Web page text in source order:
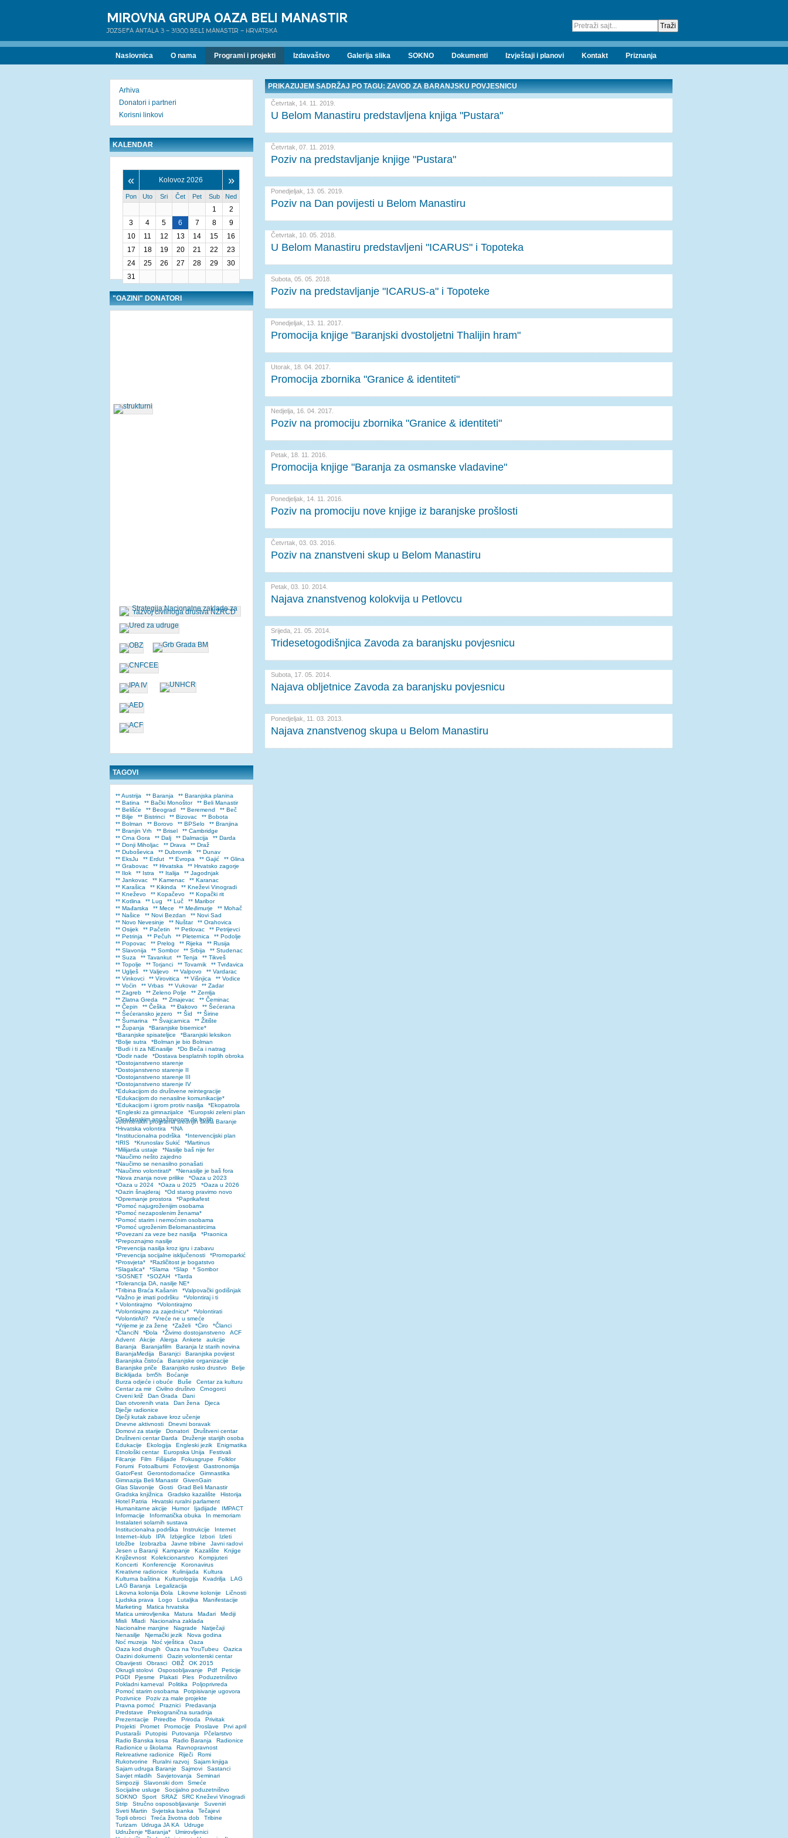
MIROVNA GRUPA OAZA BELI MANASTIR
JOZSEFA ANTALA 3 - 31300 BELI MANASTIR - HRVATSKA
Naslovnica O nama Programi i projekti Izdavaštvo Galerija slika SOKNO Dokumenti Izvještaji i planovi Kontakt Priznanja
PRIKAZUJEM SADRŽAJ PO TAGU: ZAVOD ZA BARANJSKU POVJESNICU
Četvrtak, 14. 11. 2019.
U Belom Manastiru predstavljena knjiga "Pustara"
Četvrtak, 07. 11. 2019.
Poziv na predstavljanje knjige "Pustara"
Ponedjeljak, 13. 05. 2019.
Poziv na Dan povijesti u Belom Manastiru
Četvrtak, 10. 05. 2018.
U Belom Manastiru predstavljeni "ICARUS" i Topoteka
Subota, 05. 05. 2018.
Poziv na predstavljanje "ICARUS-a" i Topoteke
Ponedjeljak, 13. 11. 2017.
Promocija knjige "Baranjski dvostoljetni Thalijin hram"
Utorak, 18. 04. 2017.
Promocija zbornika "Granice & identiteti"
Nedjelja, 16. 04. 2017.
Poziv na promociju zbornika "Granice & identiteti"
Petak, 18. 11. 2016.
Promocija knjige "Baranja za osmanske vladavine"
Ponedjeljak, 14. 11. 2016.
Poziv na promociju nove knjige iz baranjske prošlosti
Četvrtak, 03. 03. 2016.
Poziv na znanstveni skup u Belom Manastiru
Petak, 03. 10. 2014.
Najava znanstvenog kolokvija u Petlovcu
Srijeda, 21. 05. 2014.
Tridesetogodišnjica Zavoda za baranjsku povjesnicu
Subota, 17. 05. 2014.
Najava obljetnice Zavoda za baranjsku povjesnicu
Ponedjeljak, 11. 03. 2013.
Najava znanstvenog skupa u Belom Manastiru
Arhiva
Donatori i partneri
Korisni linkovi
KALENDAR
« Kolovoz 2026 »
Pon Uto Sri Čet Pet Sub Ned
1
2
3
4 5 6 7 8
9
10
11 12 13 14 15
16
17
18 19 20 21 22
23
24
25 26 27 28 29
30
31
"OAZINI" DONATORI
TAGOVI
** Austrija ** Baranja
** Baranjska planina
** Batina
** Bački Monoštor
** Beli Manastir
** Belišće
** Beograd ** Beremend
** Beč
** Bilje
** Bistrinci ** Bizovac
** Bobota
** Bolman
** Borovo ** BPSelo
** Branjina
** Branjin Vrh
** Brisel
** Cambridge
** Crna Gora
** Dalj ** Dalmacija
** Darda
** Donji Miholjac
** Drava
** Draž
** Duboševica
** Dubrovnik
** Dunav
** EksJu
** Erdut ** Evropa ** Gajić
** Glina
** Grabovac
** Hrvatska
** Hrvatsko zagorje
** Ilok
** Istra ** Italija
** Jagodnjak
** Jankovac
** Kamenac
** Karanac
** Karašica
** Kikinda
** Kneževi Vinogradi
** Kneževo
** Kopačevo
** Kopački rit
** Kotlina
** Lug ** Luč
** Maribor
** Mađarska
** Mece ** Međimurje
** Mohač
** Našice
** Novi Bezdan
** Novi Sad
** Novo Nevesinje
** Nuštar
** Orahovica
** Osijek
** Pačetin ** Petlovac
** Petrijevci
** Petrinja
** Pečuh ** Pleternica
** Podolje
** Popovac
** Prelog ** Rijeka
** Rusija
** Slavonija
** Sombor ** Srbija
** Studenac
** Suza
** Tavankut ** Tenja
** Tikveš
** Topolje
** Torjanci ** Tovarnik
** Tvrđavica
** Uglješ
** Valjevo ** Valpovo
** Vardarac
** Vinkovci
** Virovitica ** Višnjica
** Vodice
** Voćin
** Vrbas ** Vukovar
** Zadar
** Zagreb
** Zeleno Polje
** Zemlja
** Zlatna Greda
** Zmajevac
** Čeminac
** Čepin
** Češka ** Đakovo
** Šećerana
** Šećeransko jezero
** Šid
** Širine
** Šumarina
** Švajcarnica
** Žitište
** Županja
*Baranjske bisernice*
*Baranjske spisateljice
*Baranjski leksikon
*Bolje sutra
*Bolman je bio Bolman
*Budi i ti za NEnasilje
*Do Beča i natrag
*Dodir nade
*Dostava besplatnih toplih obroka
*Dostojanstveno starenje
*Dostojanstveno starenje II
*Dostojanstveno starenje III
*Dostojanstveno starenje IV
*Edukacijom do društvene reintegracije
*Edukacijom do nenasilne komunikacije*
*Edukacijom i igrom protiv nasilja
*Ekopatrola
*Engleski za gimnazijalce
*Europski zeleni plan
*Građanskim angažmanom do boljih
volonterskih programa srednjih škola Baranje
*Hrvatska volontira
*INA
*Institucionalna podrška
*Intervencijski plan
*IRIS
*Krunoslav Sukić
*Martinus
*Milijarda ustaje
*Nasilje baš nije fer
*Naučimo nešto zajedno
*Naučimo se nenasilno ponašati
*Naučimo volontirati*
*Nenasilje je baš fora
*Nova znanja nove prilike
*Oaza u 2023
*Oaza u 2024
*Oaza u 2025
*Oaza u 2026
*Oazin šnajderaj
*Od starog pravimo novo
*Opremanje prostora
*Paprikafest
*Pomoć najugroženijim osobama
*Pomoć nezaposlenim ženama*
*Pomoć starim i nemoćnim osobama
*Pomoć ugroženim Belomanastircima
*Povezani za veze bez nasilja
*Praonica
*Prepoznajmo nasilje
*Prevencija nasilja kroz igru i zabavu
*Prevencija socijalne isključenosti
*Promoparkić
*Prosvjeta*
*Različitost je bogatstvo
*Slagalica*
*Slama *Slap
* Sombor
*SOSNET
*SOZAH
*Tarda
*Tolerancija DA, nasilje NE*
*Tribina Braća Kašanin
*Valpovački godišnjak
*Važno je imati podršku
*Volontiraj i ti
* Volontirajmo
*Volontirajmo
*Volontirajmo za zajednicu*
*Volontirati
*VolontirAti?
*Vreće ne u smeće
*Vrijeme je za žene
*Zaželi *Ćiro
*Članci
*ČlanciN
*Đola *Živimo dostojanstveno
ACF
Advent
Akcije Alerga Ankete
aukcije
Baranja
Baranjafilm
Baranja Iz starih novina
BaranjaMedija
Baranjci
Baranjska povijest
Baranjska čistoća
Baranjske organizacije
Baranjske priče
Baranjsko rusko drustvo
Belje
Biciklijada
bm5h
Boćanje
Burza odjeće i obuće
Buše
Centar za kulturu
Centar za mir
Civilno društvo
Crnogorci
Crveni križ
Dan Grada
Dani
Dan otvorenih vrata
Dan žena
Djeca
Dječje radionice
Dječji kutak zabave kroz učenje
Dnevne aktivnosti
Dnevni boravak
Domovi za starije
Donatori
Društveni centar
Društveni centar Darda
Druženje starijih osoba
Edukacije
Ekologija Engleski jezik
Enigmatika
Etnološki centar
Europska Unija
Festivali
Filcanje
Film Fišijade Fokusgrupe
Folklor
Forumi
Fotoalbumi Fotovijest
Gastronomija
GatorFest
Gerontodomaćice
Gimnastika
Gimnazija Beli Manastir
GivenGain
Glas Slavonije
Gosti
Grad Beli Manastir
Gradska knjižnica
Gradsko kazalište
Historija
Hotel Patria
Hrvatski ruralni parlament
Humanitarne akcije
Humor Ijadijade
IMPACT
Informacije
Informatička obuka
In memoriam
Instalateri solarnih sustava
Institucionalna podrška
Instrukcije
Internet
Internet–klub
IPA Izbjeglice Izbori
Izleti
Izložbe
Izobrazba Javne tribine
Javni radovi
Jesen u Baranji
Kampanje Kazalište
Knjige
Književnost
Kolekcionarstvo
Kompjuteri
Koncerti
Konferencije
Koronavirus
Kreativne radionice
Kulinijada
Kultura
Kulturna baština
Kulturologija Kvadrilja
LAG
LAG Baranja
Legalizacija
Likovna kolonija Đola
Likovne kolonije
Ličnosti
Ljudska prava
Logo Lutaljka
Manifestacije
Marketing
Matica hrvatska
Matica umirovljenika
Matura Mađari
Mediji
Misli
Mladi
Nacionalna zaklada
Nacionalne manjine
Nagrade
Natječaji
Nenasilje
Njemački jezik
Nova godina
Noć muzeja
Noć vještica
Oaza
Oaza kod drugih
Oaza na YouTubeu
Oazica
Oazini dokumenti
Oazin volonterski centar
Obavijesti
Obrasci OBŽ
OK 2015
Okrugli stolovi
Osposobljavanje Pdf
Peticije
PGDI
Pjesme Plakati Ples
Poduzetništvo
Pokladni karneval
Politika
Poljoprivreda
Pomoć starim osobama
Potpisivanje ugovora
Pozivnice
Poziv za male projekte
Pravna pomoć
Praznici
Predavanja
Predstave
Prekogranična suradnja
Prezentacije
Priredbe Priroda
Privitak
Projekti
Promet Promocije Proslave
Prvi april
Pustaraši
Putopisi Putovanja
Pčelarstvo
Radio Banska kosa
Radio Baranja
Radionice
Radionice u školama
Ravnopravnost
Rekreativne radionice
Riječi
Romi
Rukotvorine
Ruralni razvoj
Sajam knjiga
Sajam udruga Baranje
Sajmovi
Sastanci
Savjet mladih
Savjetovanja
Seminari
Simpoziji
Slavonski dom
Smeće
Socijalne usluge
Socijalno poduzetništvo
SOKNO
Sport SRAZ
SRC Kneževi Vinogradi
Strip
Stručno osposobljavanje
Suveniri
Sveti Martin
Svjetska banka
Tečajevi
Topli obroci
Treća životna dob
Tribine
Turizam
Udruga JA KA
Udruge
Udruženje *Baranja*
Umirovljenici